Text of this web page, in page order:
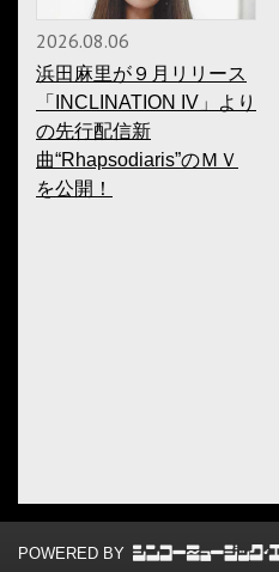
2026.08.06
浜田麻里が９月リリース
「INCLINATION IV」より
の先行配信新
曲“Rhapsodiaris”のＭＶ
を公開！
POWERED BY